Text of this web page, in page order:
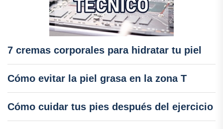
7 cremas corporales para hidratar tu piel
Cómo evitar la piel grasa en la zona T
Cómo cuidar tus pies después del ejercicio